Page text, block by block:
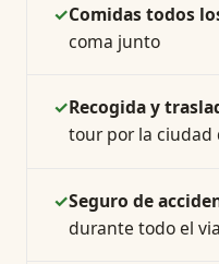
✓Comidas todos
coma junto
✓Recogida y
tour por la ciudad
✓Seguro de
durante todo el